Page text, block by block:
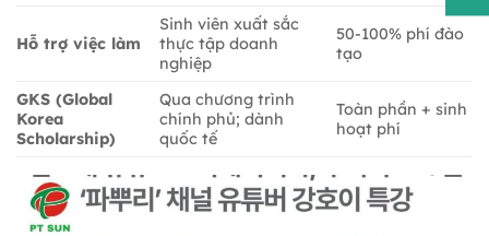
Hỗ trợ việc làm
Sinh viên xuất sắc
thực tập doanh
nghiệp
50-100% phí đào
tạo
GKS (Global
Korea
Scholarship)
Qua chương trình
chính phủ; dành
quốc tế
Toàn phần + sinh
hoạt phí